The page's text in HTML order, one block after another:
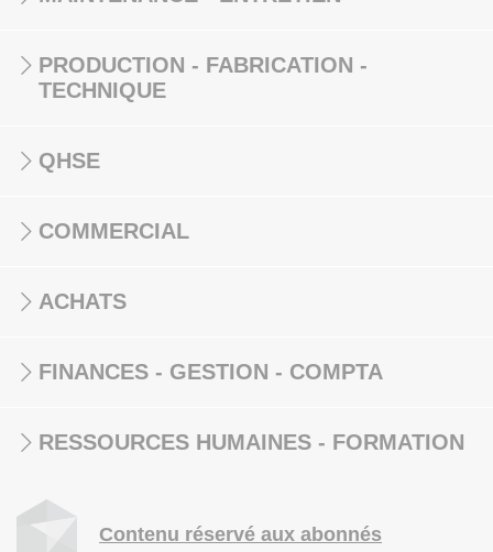
PRODUCTION - FABRICATION -
TECHNIQUE
QHSE
COMMERCIAL
ACHATS
FINANCES - GESTION - COMPTA
RESSOURCES HUMAINES - FORMATION
Contenu réservé aux abonnés